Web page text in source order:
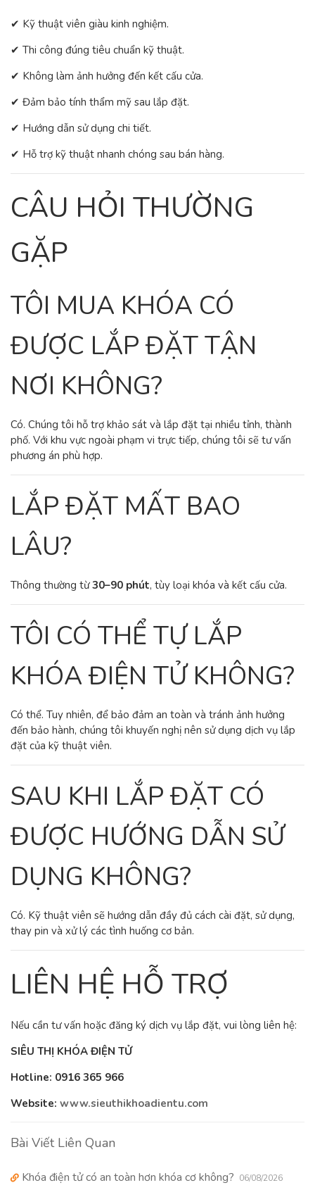
✔ Kỹ thuật viên giàu kinh nghiệm.
✔ Thi công đúng tiêu chuẩn kỹ thuật.
✔ Không làm ảnh hưởng đến kết cấu cửa.
✔ Đảm bảo tính thẩm mỹ sau lắp đặt.
✔ Hướng dẫn sử dụng chi tiết.
✔ Hỗ trợ kỹ thuật nhanh chóng sau bán hàng.
CÂU HỎI THƯỜNG
GẶP
TÔI MUA KHÓA CÓ
ĐƯỢC LẮP ĐẶT TẬN
NƠI KHÔNG?
Có. Chúng tôi hỗ trợ khảo sát và lắp đặt tại nhiều tỉnh, thành
phố. Với khu vực ngoài phạm vi trực tiếp, chúng tôi sẽ tư vấn
phương án phù hợp.
LẮP ĐẶT MẤT BAO
LÂU?
Thông thường từ30–90 phút, tùy loại khóa và kết cấu cửa.
TÔI CÓ THỂ TỰ LẮP
KHÓA ĐIỆN TỬ KHÔNG?
Có thể. Tuy nhiên, để bảo đảm an toàn và tránh ảnh hưởng
đến bảo hành, chúng tôi khuyến nghị nên sử dụng dịch vụ lắp
đặt của kỹ thuật viên.
SAU KHI LẮP ĐẶT CÓ
ĐƯỢC HƯỚNG DẪN SỬ
DỤNG KHÔNG?
Có. Kỹ thuật viên sẽ hướng dẫn đầy đủ cách cài đặt, sử dụng,
thay pin và xử lý các tình huống cơ bản.
LIÊN HỆ HỖ TRỢ
Nếu cần tư vấn hoặc đăng ký dịch vụ lắp đặt, vui lòng liên hệ:
SIÊU THỊ KHÓA ĐIỆN TỬ
Hotline: 0916 365 966
Website: www.sieuthikhoadientu.com
Bài Viết Liên Quan
Khóa điện tử có an toàn hơn khóa cơ không? 06/08/2026